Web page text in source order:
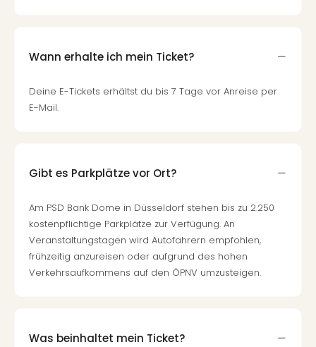
Wann erhalte ich mein Ticket?
Deine E-Tickets erhältst du bis 7 Tage vor Anreise per
E-Mail.
Gibt es Parkplätze vor Ort?
Am PSD Bank Dome in Düsseldorf stehen bis zu 2.250
kostenpflichtige Parkplätze zur Verfügung. An
Veranstaltungstagen wird Autofahrern empfohlen,
frühzeitig anzureisen oder aufgrund des hohen
Verkehrsaufkommens auf den ÖPNV umzusteigen.
Was beinhaltet mein Ticket?